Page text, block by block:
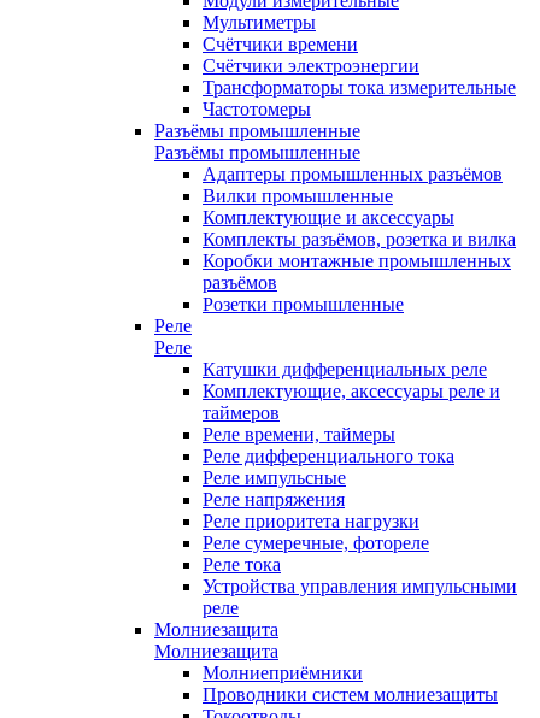
Мультиметры
Счётчики времени
Счётчики электроэнергии
Трансформаторы тока измерительные
Частотомеры
Разъёмы промышленные
Разъёмы промышленные
Адаптеры промышленных разъёмов
Вилки промышленные
Комплектующие и аксессуары
Комплекты разъёмов, розетка и вилка
Коробки монтажные промышленных
разъёмов
Розетки промышленные
Реле
Реле
Катушки дифференциальных реле
Комплектующие, аксессуары реле и
таймеров
Реле времени, таймеры
Реле дифференциального тока
Реле импульсные
Реле напряжения
Реле приоритета нагрузки
Реле сумеречные, фотореле
Реле тока
Устройства управления импульсными
реле
Молниезащита
Молниезащита
Молниеприёмники
Проводники систем молниезащиты